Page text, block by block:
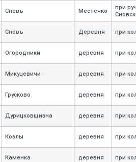
Сновъ Местечко
при
Сновъ Деревня при
Огородники деревня при
Микуцевичи деревня при
Грусково деревня при
Дурицковщизна деревня при
Козлы деревня при
Каменка деревня при